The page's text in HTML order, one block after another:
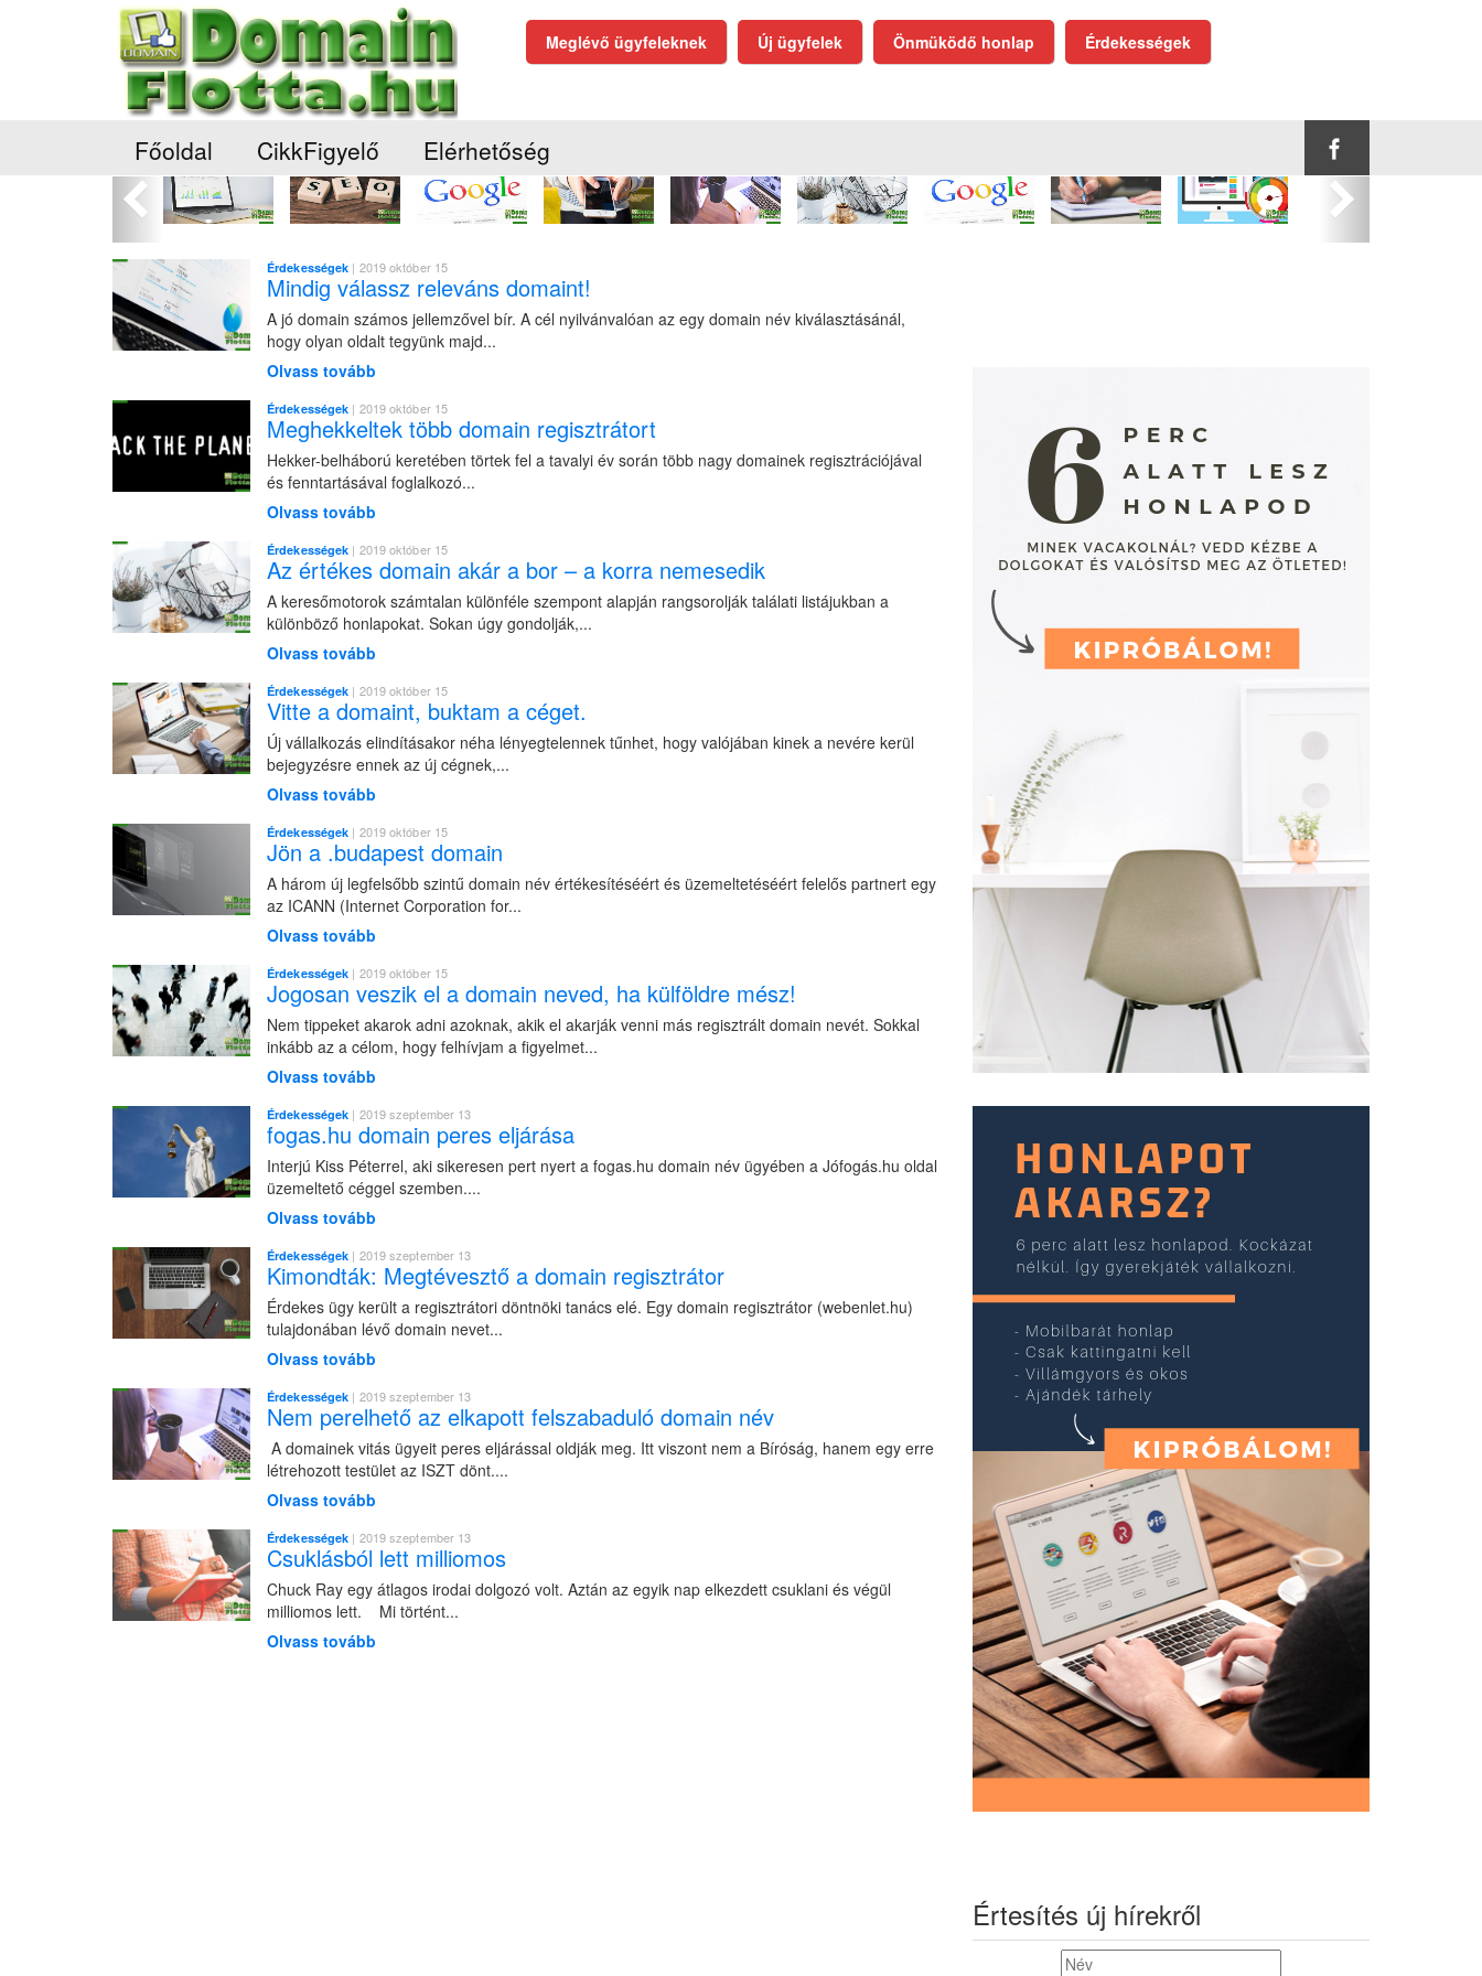
Meglévő ügyfeleknek Új ügyfelek Önmüködő honlap Érdekességek
Főoldal CikkFigyelő Elérhetőség
Előző Következő
Érdekességek | 2019 október 15
Mindig válassz releváns domaint!
A jó domain számos jellemzővel bír. A cél nyilvánvalóan az egy domain név kiválasztásánál,
hogy olyan oldalt tegyünk majd...
Olvass tovább
Érdekességek | 2019 október 15
Meghekkeltek több domain regisztrátort
Hekker-belháború keretében törtek fel a tavalyi év során több nagy domainek regisztrációjával
és fenntartásával foglalkozó...
Olvass tovább
Érdekességek | 2019 október 15
Az értékes domain akár a bor – a korra nemesedik
A keresőmotorok számtalan különféle szempont alapján rangsorolják találati listájukban a
különböző honlapokat. Sokan úgy gondolják,...
Olvass tovább
Érdekességek | 2019 október 15
Vitte a domaint, buktam a céget.
Új vállalkozás elindításakor néha lényegtelennek tűnhet, hogy valójában kinek a nevére kerül
bejegyzésre ennek az új cégnek,...
Olvass tovább
Érdekességek | 2019 október 15
Jön a .budapest domain
A három új legfelsőbb szintű domain név értékesítéséért és üzemeltetéséért felelős partnert egy
az ICANN (Internet Corporation for...
Olvass tovább
Érdekességek | 2019 október 15
Jogosan veszik el a domain neved, ha külföldre mész!
Nem tippeket akarok adni azoknak, akik el akarják venni más regisztrált domain nevét. Sokkal
inkább az a célom, hogy felhívjam a figyelmet...
Olvass tovább
Érdekességek | 2019 szeptember 13
fogas.hu domain peres eljárása
Interjú Kiss Péterrel, aki sikeresen pert nyert a fogas.hu domain név ügyében a Jófogás.hu oldal
üzemeltető céggel szemben....
Olvass tovább
Érdekességek | 2019 szeptember 13
Kimondták: Megtévesztő a domain regisztrátor
Érdekes ügy került a regisztrátori döntnöki tanács elé. Egy domain regisztrátor (webenlet.hu)
tulajdonában lévő domain nevet...
Olvass tovább
Érdekességek | 2019 szeptember 13
Nem perelhető az elkapott felszabaduló domain név
A domainek vitás ügyeit peres eljárással oldják meg. Itt viszont nem a Bíróság, hanem egy erre
létrehozott testület az ISZT dönt....
Olvass tovább
Érdekességek | 2019 szeptember 13
Csuklásból lett milliomos
Chuck Ray egy átlagos irodai dolgozó volt. Aztán az egyik nap elkezdett csuklani és végül
milliomos lett. Mi történt...
Olvass tovább
Értesítés új hírekről